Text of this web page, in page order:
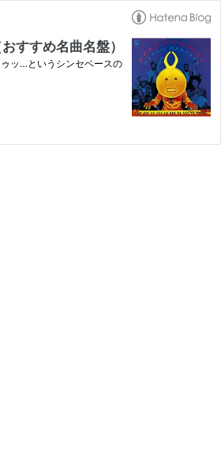
すすめ名曲名盤）
ッ…というシンセベースの